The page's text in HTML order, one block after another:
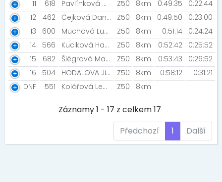
11
618 Pavlínková Marie [Hodonín] Z50 8km 0:49:35
0:22:44
12
462 Čejková Daniela [Jazykovka Letovice Team] Z50 8km 0:49:50
0:23:00
13
600 Muchová Ludmila Z50 8km 0:51:14
0:24:24
14
566 Kuciková Hana Z50 8km 0:52:42
0:25:52
15
682 Šlégrová Marcela [Jazykovka Letovice Team] Z50 8km 0:53:43
0:26:52
16
504 HODALOVA Jitka [Running zone Brno] Z50 8km 0:58:12
0:31:21
DNF
551 Kolářová Lenka [Kolářky] Z50 8km
Záznamy 1 - 17 z celkem 17
Předchozí
1 Další